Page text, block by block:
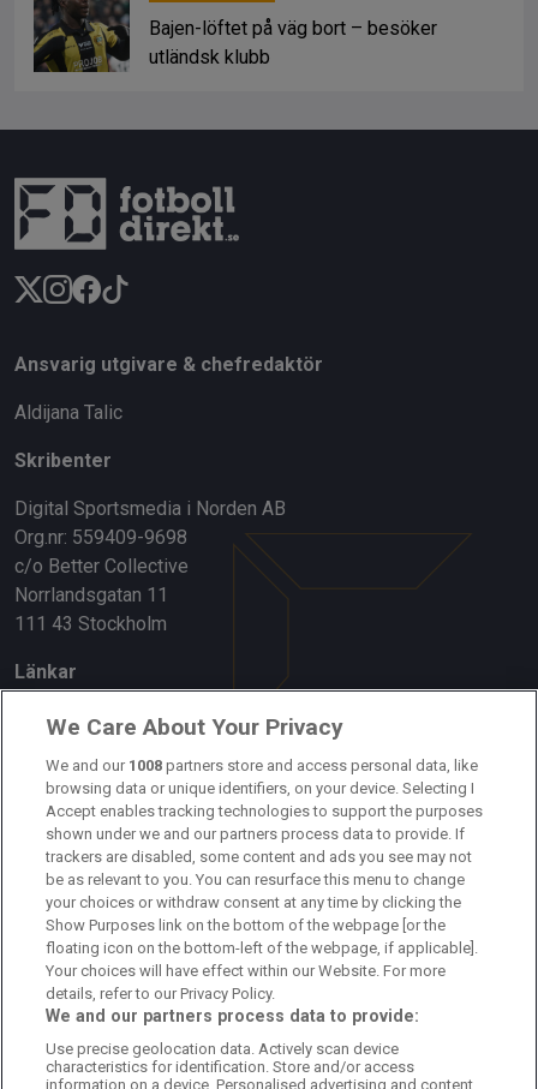
Bajen-löftet på väg bort – besöker
utländsk klubb
Ansvarig utgivare & chefredaktör
Aldijana Talic
Skribenter
Digital Sportsmedia i Norden AB
Org.nr: 559409-9698
c/o Better Collective
Norrlandsgatan 11
111 43 Stockholm
Länkar
Om oss
Kontakta oss
Kundtjänst
Sponsor: Rekatochklart
Annonsera på Fotbolldirekt
Redaktionell policy
Personuppgiftspolicy
Cookiepolicy
We Care About Your Privacy
We and our 1008 partners store and access personal data, like
browsing data or unique identifiers, on your device. Selecting I
Accept enables tracking technologies to support the purposes
shown under we and our partners process data to provide. If
trackers are disabled, some content and ads you see may not
be as relevant to you. You can resurface this menu to change
your choices or withdraw consent at any time by clicking the
Show Purposes link on the bottom of the webpage [or the
floating icon on the bottom-left of the webpage, if applicable].
Your choices will have effect within our Website. For more
details, refer to our Privacy Policy.
We and our partners process data to provide:
Use precise geolocation data. Actively scan device
characteristics for identification. Store and/or access
information on a device. Personalised advertising and content,